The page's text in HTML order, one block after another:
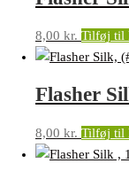
8,00 kr. Tilføj til
Flasher
8,00 kr. Tilføj til